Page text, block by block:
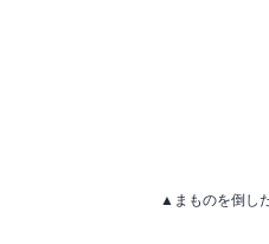
▲まものを倒し